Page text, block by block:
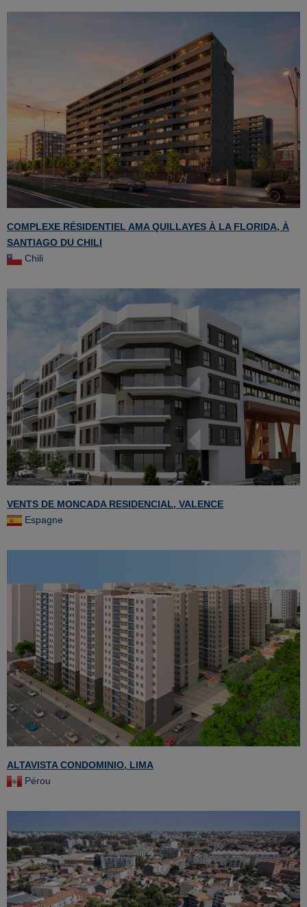
COMPLEXE RÉSIDENTIEL AMA QUILLAYES À LA FLORIDA, À
SANTIAGO DU CHILI
Chili
VENTS DE MONCADA RESIDENCIAL, VALENCE
Espagne
ALTAVISTA CONDOMINIO, LIMA
Pérou